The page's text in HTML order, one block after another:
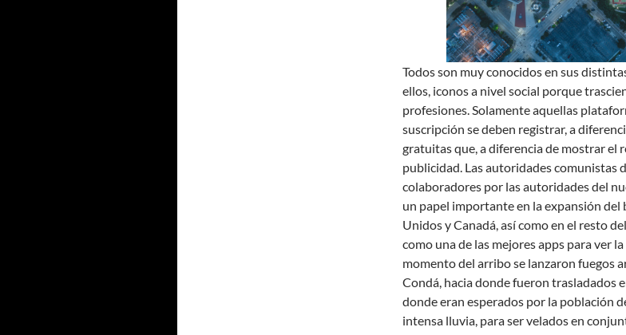
Todos son muy conocidos en sus
ellos, iconos a nivel social porque
profesiones. Solamente aquellas
suscripción se deben registrar, a
gratuitas que, a diferencia de mostrar el
publicidad. Las autoridades comunistas
colaboradores por las autoridades del
un papel importante en la expansión del
Unidos y Canadá, así como en el resto
como una de las mejores apps para ver
momento del arribo se lanzaron fuegos
Condá, hacia donde fueron trasladados
donde eran esperados por la población
intensa lluvia, para ser velados en